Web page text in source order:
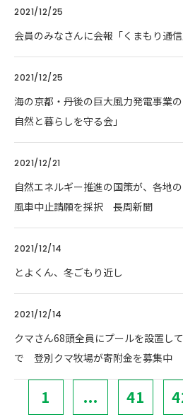
2021/12/25
会員のみなさんに会報「くまもり通
2021/12/25
海の京都・丹後の巨大風力発電事業
自然と暮らしを守る会」
2021/12/21
自然エネルギー推進の国策が、各地
風車中止請願を採択 長周新聞
2021/12/14
とよくん、冬ごもり近し
2021/12/14
クマさん68頭全員にプールを設置し
で 登別クマ牧場が寄附金を募集中
1 ... 41